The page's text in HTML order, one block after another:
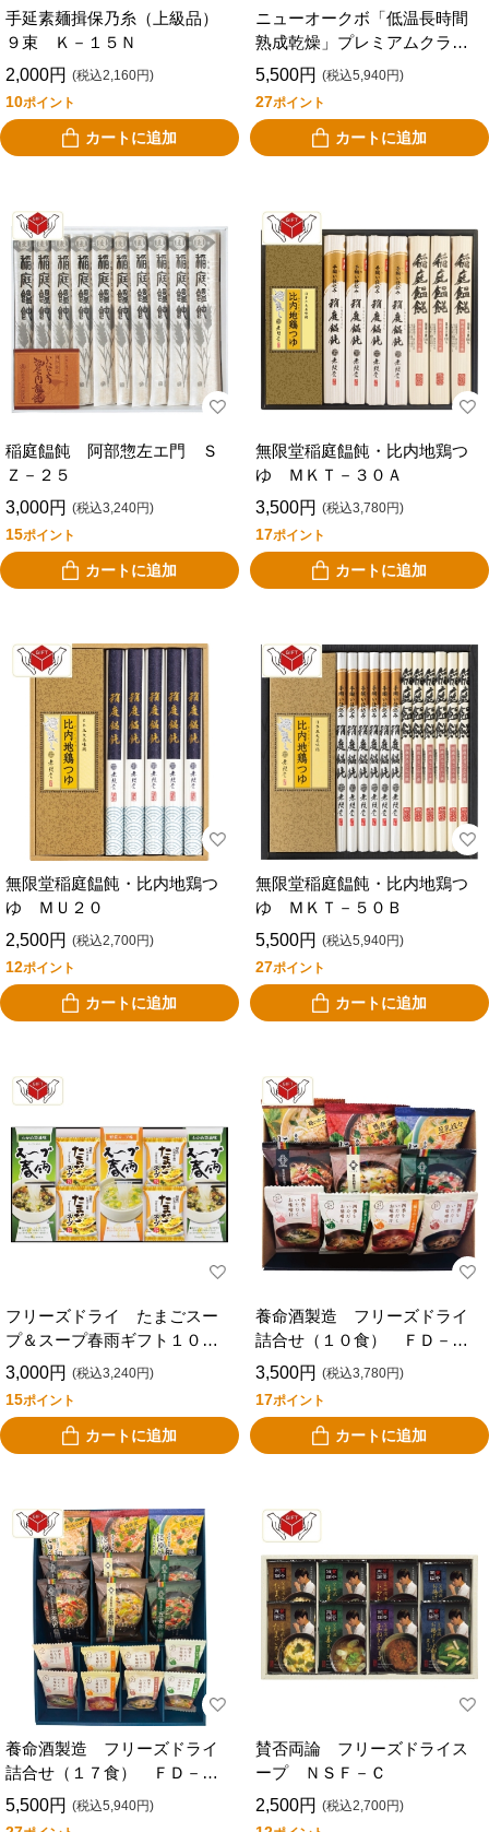
手延素麺揖保乃糸（上級品）
９束 Ｋ－１５Ｎ
2,000円 (税込2,160円)
10ポイント
カートに追加
ニューオークボ「低温長時間
熟成乾燥」プレミアムクラフ
トパスタセット ＮＯＫ－５
5,500円 (税込5,940円)
27ポイント
カートに追加
稲庭饂飩 阿部惣左エ門 Ｓ
Ｚ－２５
3,000円 (税込3,240円)
15ポイント
カートに追加
無限堂稲庭饂飩・比内地鶏つ
ゆ ＭＫＴ－３０Ａ
3,500円 (税込3,780円)
17ポイント
カートに追加
無限堂稲庭饂飩・比内地鶏つ
ゆ ＭＵ２０
2,500円 (税込2,700円)
12ポイント
カートに追加
無限堂稲庭饂飩・比内地鶏つ
ゆ ＭＫＴ－５０Ｂ
5,500円 (税込5,940円)
27ポイント
カートに追加
フリーズドライ たまごスー
プ＆スープ春雨ギフト１０
食 ＦＺＤ－２５２
3,000円 (税込3,240円)
15ポイント
カートに追加
養命酒製造 フリーズドライ
詰合せ（１０食） ＦＤ－３
０Ａ
3,500円 (税込3,780円)
17ポイント
カートに追加
養命酒製造 フリーズドライ
詰合せ（１７食） ＦＤ－５
０Ａ
5,500円 (税込5,940円)
賛否両論 フリーズドライス
ープ ＮＳＦ－Ｃ
2,500円 (税込2,700円)